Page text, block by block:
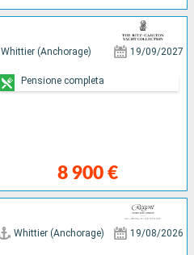
Whittier (Anchorage) 19/09/2027
8 900 €
Pensione completa
Whittier (Anchorage) 19/08/2026